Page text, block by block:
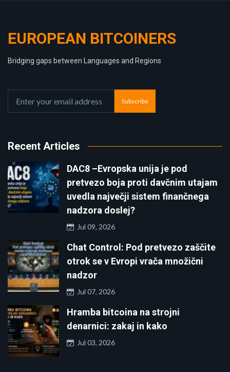
EUROPEAN BITCOINERS
Bridging gaps between Languages and Regions
Subscribe
Recent Articles
DAC8 –Evropska unija je pod
pretvezo boja proti davčnim utajam
uvedla največji sistem finančnega
nadzora doslej?
Jul 09, 2026
Chat Control: Pod pretvezo zaščite
otrok se v Evropi vrača množični
nadzor
Jul 07, 2026
Hramba bitcoina na strojni
denarnici: zakaj in kako
Jul 03, 2026